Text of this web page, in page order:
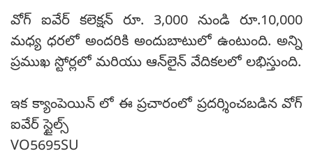
వోగ్ ఐవేర్ కలెక్షన్ రూ. 3,000 నుండి రూ.10,000
మధ్య ధరలో అందరికి అందుబాటులో ఉంటుంది. అన్ని
ప్రముఖ స్టోర్లలో మరియు ఆన్‌లైన్ వేదికలలో లభిస్తుంది.
ఇక క్యాంపెయిన్ లో ఈ ప్రచారంలో ప్రదర్శించబడిన వోగ్
ఐవేర్ స్టైల్స్
VO5695SU